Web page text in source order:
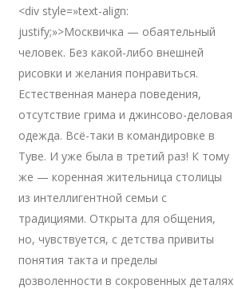
<div style=»text-align:
justify;»>Москвичка — обаятельный
человек. Без какой-либо внешней
рисовки и желания понравиться.
Естественная манера поведения,
отсутствие грима и джинсово-деловая
одежда. Всё-таки в командировке в
Туве. И уже была в третий раз! К тому
же — коренная жительница столицы
из интеллигентной семьи с
традициями. Открыта для общения,
но, чувствуется, с детства привиты
понятия такта и пределы
дозволенности в сокровенных деталях